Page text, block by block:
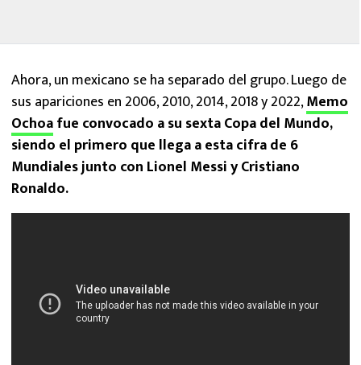
Ahora, un mexicano se ha separado del grupo. Luego de
sus apariciones en 2006, 2010, 2014, 2018 y 2022,Memo
Ochoafue convocado a su sexta Copa del Mundo,
siendo el primero que llega a esta cifra de 6
Mundiales junto con Lionel Messi y Cristiano
Ronaldo.